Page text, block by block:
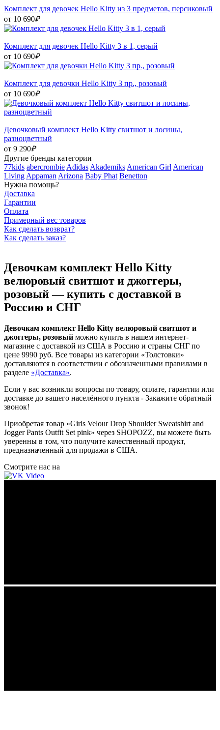
Комплект для девочек Hello Kitty из 3 предметов, персиковый
от 10 690₽
Комплект для девочек Hello Kitty 3 в 1, серый
от 10 690₽
Комплект для девочки Hello Kitty 3 пр., розовый
от 10 690₽
Девочковый комплект Hello Kitty свитшот и лосины,
разноцветный
от 9 290₽
Другие бренды категории
77kids abercrombie Adidas Akademiks American Girl American
Living Appaman Arizona Baby Phat Benetton
Нужна помощь?
Доставка
Гарантии
Оплата
Примерный вес товаров
Как сделать возврат?
Как сделать заказ?
Девочкам комплект Hello Kitty
велюровый свитшот и джоггеры,
розовый — купить с доставкой в
Россию и СНГ
Девочкам комплект Hello Kitty велюровый свитшот и
джоггеры, розовый можно купить в нашем интернет-
магазине с доставкой из США в Россию и страны СНГ по
цене 9990 руб. Все товары из категории «Толстовки»
доставляются в соответствии с обозначенными правилами в
разделе «Доставка».
Если у вас возникли вопросы по товару, оплате, гарантии или
доставке до вашего населённого пункта - Закажите обратный
звонок!
Приобретая товар «Girls Velour Drop Shoulder Sweatshirt and
Jogger Pants Outfit Set pink» через SHOPOZZ, вы можете быть
уверенны в том, что получите качественный продукт,
предназначенный для продажи в США.
Смотрите нас на